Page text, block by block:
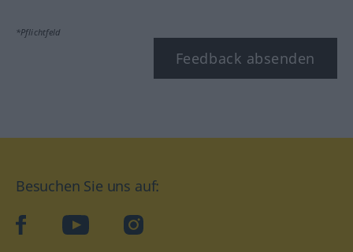
*Pflichtfeld
Feedback absenden
Besuchen Sie uns auf:
facebookYouTube Instagram